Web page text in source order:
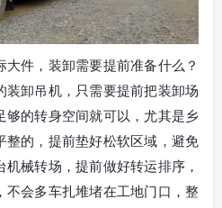
件，装卸需要提前准备什么？
卸吊机，只需要提前把装卸场
够的转身空间就可以，尤其是乡
整的，提前垫好松软区域，避免
械转场，提前做好转运排序，
不会多车扎堆堵在工地门口，整